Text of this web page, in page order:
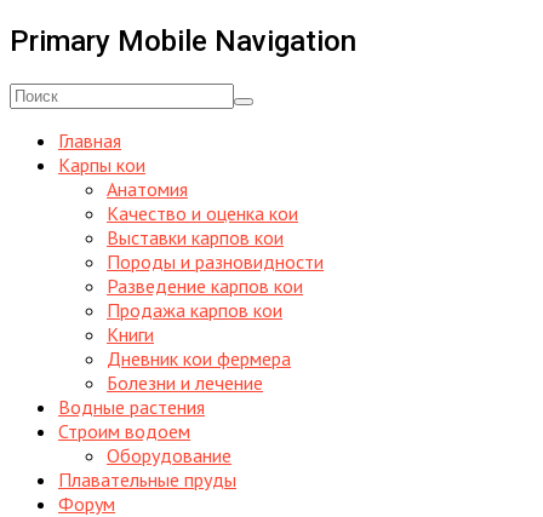
Primary Mobile Navigation
Главная
Карпы кои
Анатомия
Качество и оценка кои
Выставки карпов кои
Породы и разновидности
Разведение карпов кои
Продажа карпов кои
Книги
Дневник кои фермера
Болезни и лечение
Водные растения
Строим водоем
Оборудование
Плавательные пруды
Форум